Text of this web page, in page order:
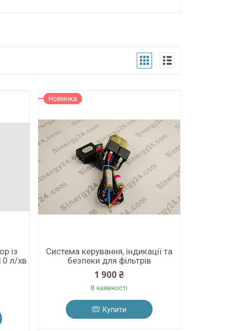
із
л/хв
Новинка
Система керування, індикації та
безпеки для фільтрів
1 900 ₴
В наявності
Купити